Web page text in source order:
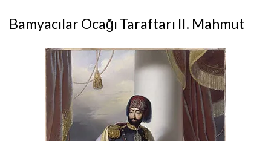
Bamyacılar Ocağı Taraftarı II. Mahmut